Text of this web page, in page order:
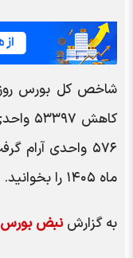
ماه ۱۴۰۵ را بخوانید.
به گزارشنبض بورس